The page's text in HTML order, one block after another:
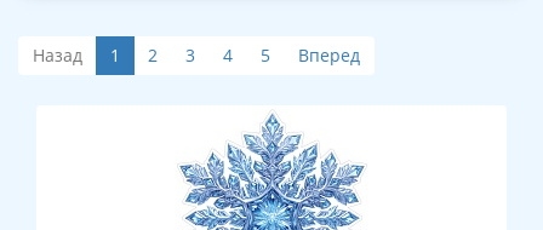
Назад 1 2 3 4 5 Вперед